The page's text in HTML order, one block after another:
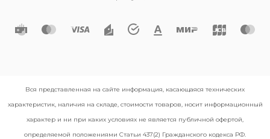
Вся представленная на сайте информация, касающаяся технических
характеристик, наличия на складе, стоимости товаров, носит информационный
характер и ни при каких условиях не является публичной офертой,
определяемой положениями Статьи 437(2) Гражданского кодекса РФ.